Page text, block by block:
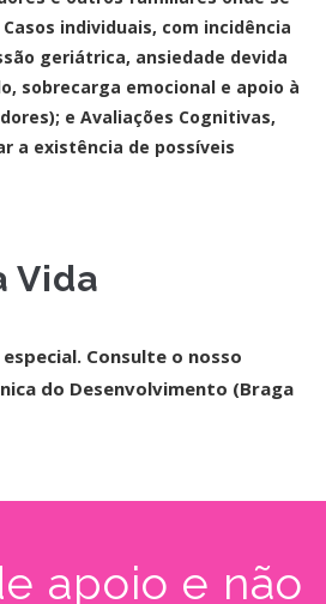
individuais, com incidência
geriátrica, ansiedade devida
sobrecarga emocional e apoio à
e Avaliações Cognitivas,
a existência de possíveis
Vida
Consulte o nosso
do Desenvolvimento (Braga
apoio e não